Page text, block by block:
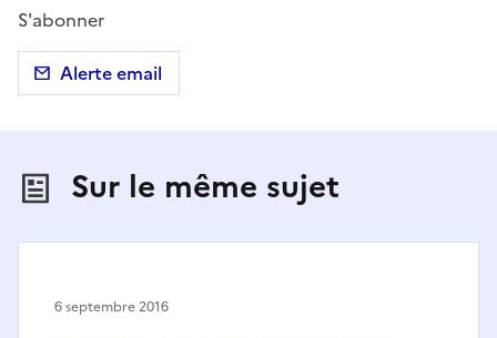
S'abonner
Alerte email
Sur le même sujet
6 septembre 2016